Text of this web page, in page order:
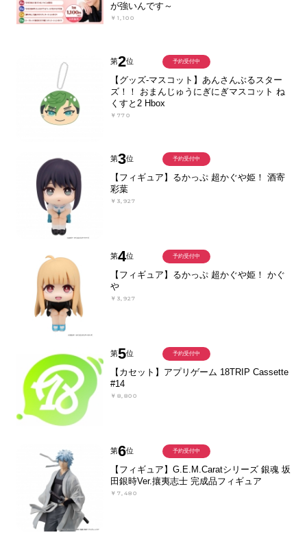
が強いんです～
￥1,100
第2位
【グッズ-マスコット】あんさんぶるスター
ズ！！ おまんじゅうにぎにぎマスコット ね
くすと2 Hbox
￥770
予約受付中
第3位
【フィギュア】るかっぷ 超かぐや姫！ 酒寄
彩葉
￥3,927
予約受付中
第4位
【フィギュア】るかっぷ 超かぐや姫！ かぐ
や
￥3,927
予約受付中
第5位
【カセット】アプリゲーム 18TRIP Cassette
#14
￥8,800
予約受付中
第6位
【フィギュア】G.E.M.Caratシリーズ 銀魂 坂
田銀時Ver.攘夷志士 完成品フィギュア
￥7,480
予約受付中